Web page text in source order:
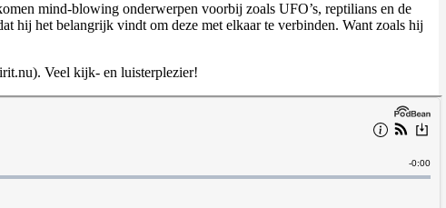
mind-blowing onderwerpen voorbij zoals UFO’s, reptilians en de
hij het belangrijk vindt om deze met elkaar te verbinden. Want zoals hij
Veel kijk- en luisterplezier!